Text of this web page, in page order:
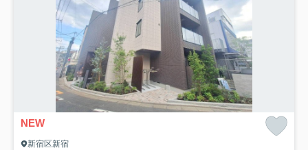
NEW
新宿区新宿